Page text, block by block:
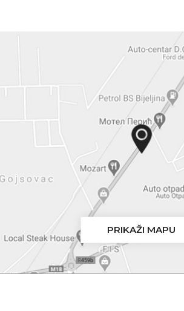
PRIKAŽI MAPU